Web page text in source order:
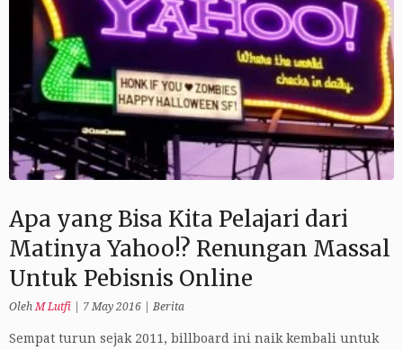
Apa yang Bisa Kita Pelajari dari
Matinya Yahoo!? Renungan Massal
Untuk Pebisnis Online
Oleh M Lutfi 7 May 2016 Berita
Sempat turun sejak 2011, billboard ini naik kembali untuk